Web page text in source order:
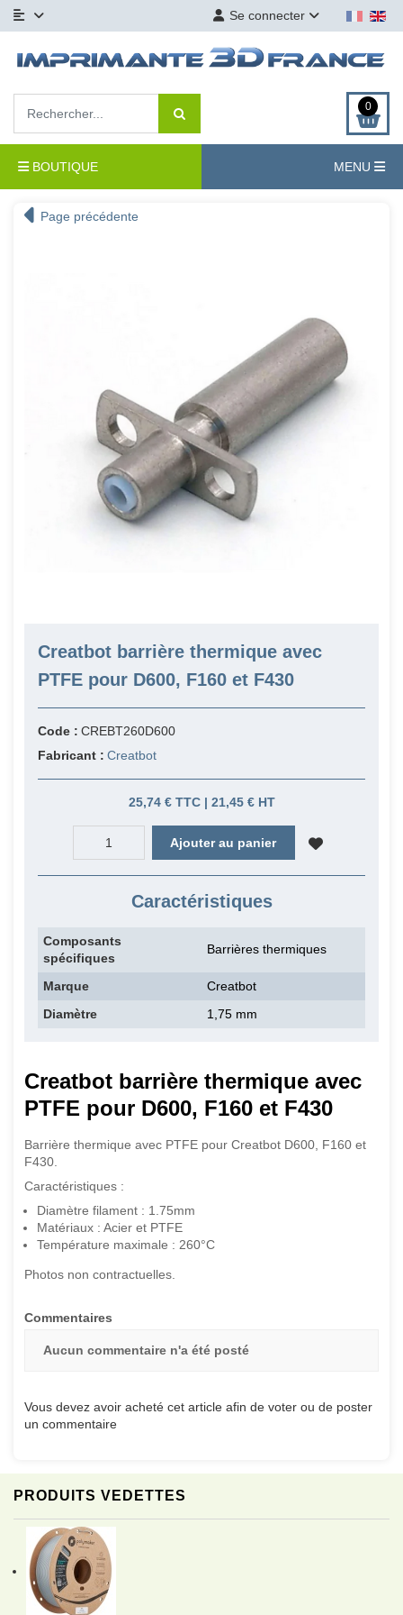
Se connecter
0
BOUTIQUE MENU
PRODUITS VEDETTES
Page précédente
Creatbot barrière thermique avec
PTFE pour D600, F160 et F430
Code : CREBT260D600
Fabricant : Creatbot
25,74 € TTC | 21,45 € HT
Ajouter au panier
Caractéristiques
Composants
spécifiques
Barrières thermiques
Marque
Creatbot
Diamètre
1,75 mm
Creatbot barrière thermique avec
PTFE pour D600, F160 et F430
Barrière thermique avec PTFE pour Creatbot D600, F160 et
F430.
Caractéristiques :
Diamètre filament : 1.75mm
Matériaux : Acier et PTFE
Température maximale : 260°C
Photos non contractuelles.
Commentaires
Aucun commentaire n'a été posté
Vous devez avoir acheté cet article afin de voter ou de poster
un commentaire